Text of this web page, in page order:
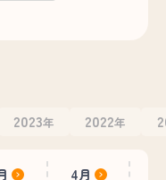
2023年 2022年
4月